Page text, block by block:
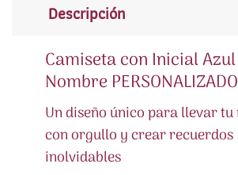
Descripción
Camiseta con Inicial
Nombre PERSONALIZADO
Un diseño único para llevar
con orgullo y crear recuerdos
inolvidables